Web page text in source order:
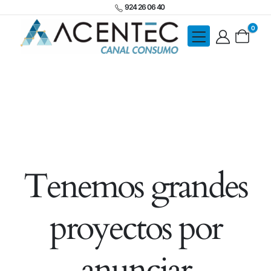
924 26 06 40
0
Tenemos grandes
proyectos por